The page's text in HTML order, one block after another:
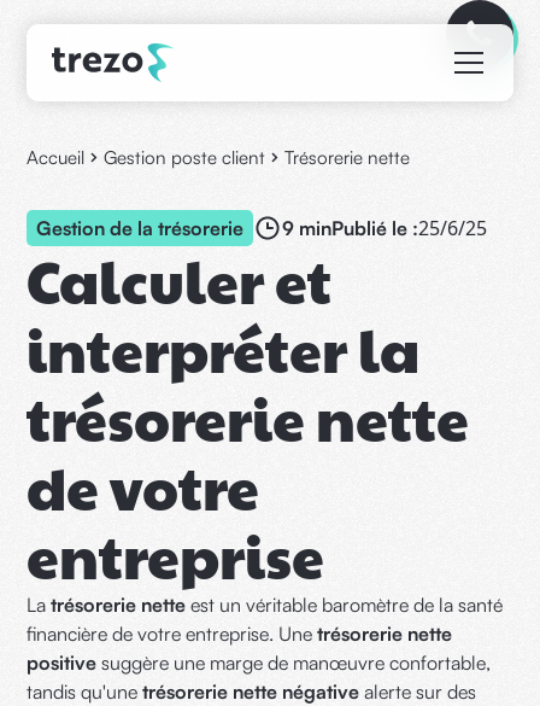
Accueil Gestion poste client Trésorerie nette
Gestion de la trésorerie 9 minPublié le :25/6/25
Calculer et
interpréter la
trésorerie nette
de votre
entreprise
Latrésorerie nette est un véritable baromètre de la santé
financière de votre entreprise. Unetrésorerie nette
positive suggère une marge de manœuvre confortable,
tandis qu'unetrésorerie nette négative alerte sur des